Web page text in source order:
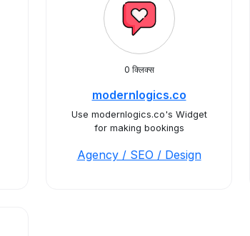
0 क्लिक्स
modernlogics.co
Use modernlogics.co's Widget
for making bookings
Agency / SEO / Design